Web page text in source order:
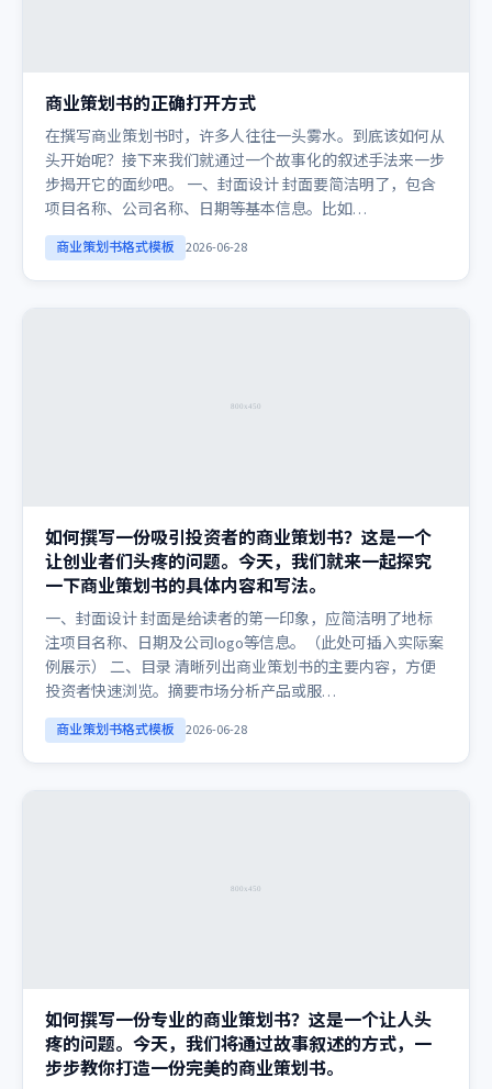
商业策划书的正确打开方式
在撰写商业策划书时，许多人往往一头雾水。到底该如何从
头开始呢？接下来我们就通过一个故事化的叙述手法来一步
步揭开它的面纱吧。 一、封面设计 封面要简洁明了，包含
项目名称、公司名称、日期等基本信息。比如…
商业策划书格式模板 2026-06-28
如何撰写一份吸引投资者的商业策划书？这是一个
让创业者们头疼的问题。今天，我们就来一起探究
一下商业策划书的具体内容和写法。
一、封面设计 封面是给读者的第一印象，应简洁明了地标
注项目名称、日期及公司logo等信息。（此处可插入实际案
例展示） 二、目录 清晰列出商业策划书的主要内容，方便
投资者快速浏览。摘要市场分析产品或服…
商业策划书格式模板 2026-06-28
如何撰写一份专业的商业策划书？这是一个让人头
疼的问题。今天，我们将通过故事叙述的方式，一
步步教你打造一份完美的商业策划书。